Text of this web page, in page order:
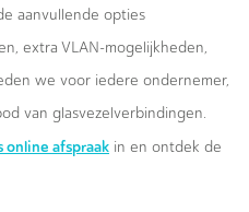
aanvullende opties
extra VLAN-mogelijkheden,
we voor iedere ondernemer,
van glasvezelverbindingen.
online afspraak in en ontdek de